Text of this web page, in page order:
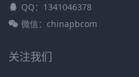
QQ：1341046378
微信：chinapbcom
关注我们